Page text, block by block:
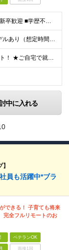
■業界・職種未経験OK！第二新卒歓迎 ■学歴不問 ■営業や販売サービス業・カスタマーサポートなど、顧客折衝経験をお持ちの方 ＜契約更新あり＞ 初回2ヵ月、2回目3ヵ月、3回目以降6ヵ月 ※目標の達
★年収423万〜623万円のモデルあり（想定時間外手当10時間分含む） ★半年に一度ドカンと支給のボーナスあり（半年に1度最大150万円） 月給25万円〜＋各種手当＋インセンティブ ＊リモートワーク
★通勤不要・完全フルリモート！ ★ご自宅で就業いただきます ……………………………………… 東京都品川区北品川5-1-18 住友不動産大崎ツインビル東館 ┗JR山手線・埼京線・湘南新宿ライン・りんかい
中に入れる
員も活躍中*ブラ
できる！ 子育ても将来
完全フルリモートのお
ベテランOK
面接1回